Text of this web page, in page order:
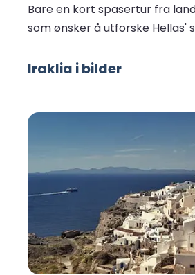
Bare en kort spasertur fra
som ønsker å utforske Hellas'
Iraklia i bilder